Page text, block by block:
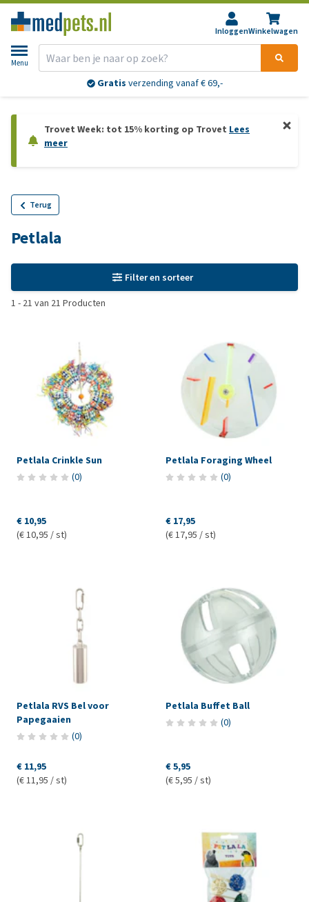
InloggenWinkelwagen
Menu
Gratis verzending vanaf € 69,-
Trovet Week: tot 15% korting op Trovet Lees
meer
Terug
Petlala
Filter en sorteer
1 - 21 van 21 Producten
Petlala Crinkle Sun
(0)
€ 10,95
(€ 10,95 / st)
Petlala Foraging Wheel
(0)
€ 17,95
(€ 17,95 / st)
Petlala RVS Bel voor
Papegaaien
(0)
€ 11,95
(€ 11,95 / st)
Petlala Buffet Ball
(0)
€ 5,95
(€ 5,95 / st)